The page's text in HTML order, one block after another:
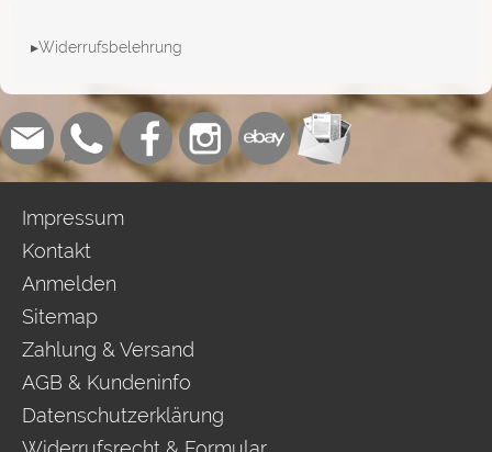
▸Widerrufsbelehrung
Impressum
Kontakt
Anmelden
Sitemap
Zahlung & Versand
AGB & Kundeninfo
Datenschutzerklärung